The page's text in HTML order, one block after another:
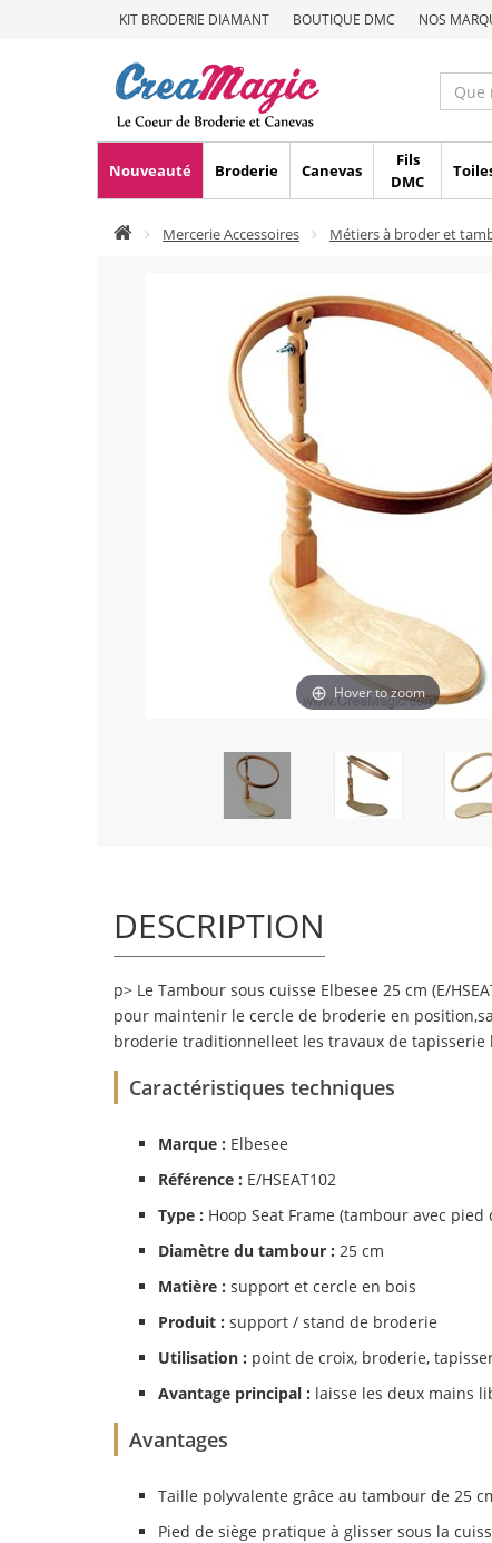
KIT BRODERIE DIAMANT BOUTIQUE DMC NOS
Nouveauté Broderie Canevas
Fils
DMC
Mercerie Accessoires Métiers à broder et
Hover to zoom
DESCRIPTION
p> Le Tambour sous cuisse Elbesee 25 cm (E/
pour maintenir le cercle de broderie en
broderie traditionnelleet les travaux de
Caractéristiques techniques
Marque : Elbesee
Référence : E/HSEAT102
Type : Hoop Seat Frame (tambour avec pied
Diamètre du tambour : 25 cm
Matière : support et cercle en bois
Produit : support / stand de broderie
Utilisation : point de croix, broderie,
Avantage principal : laisse les deux mains
Avantages
Taille polyvalente grâce au tambour de 25
Pied de siège pratique à glisser sous la